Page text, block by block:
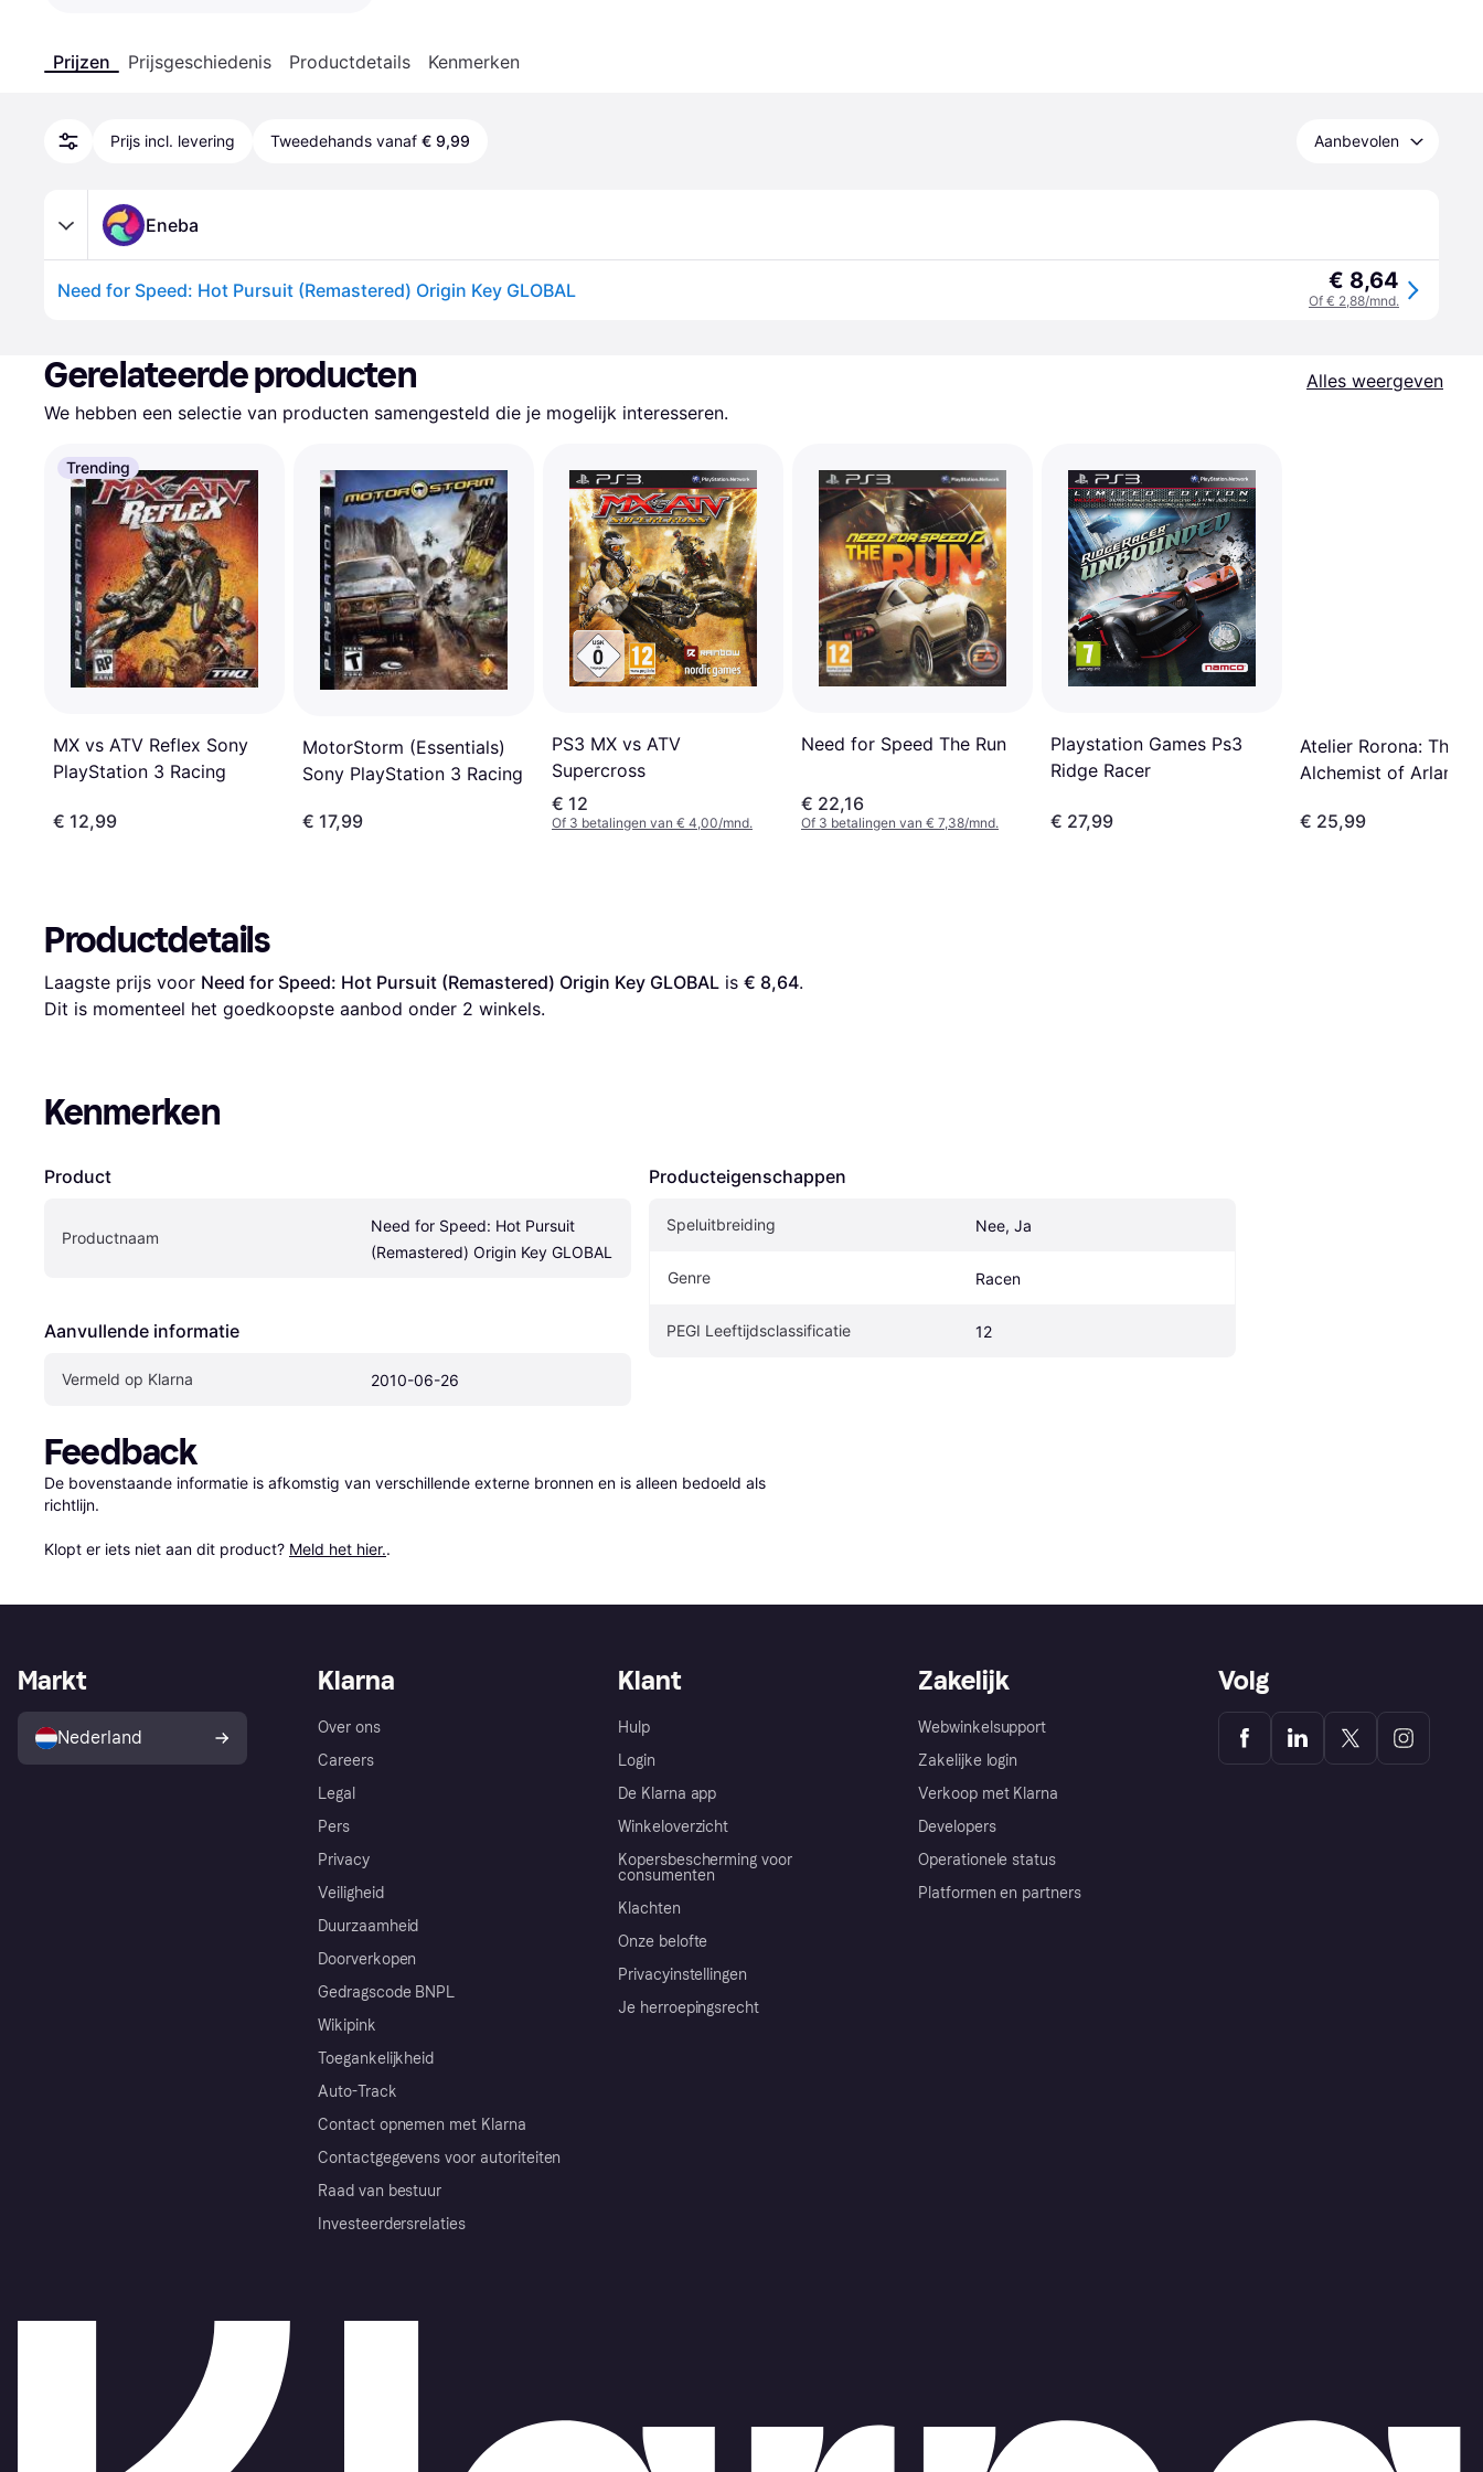
Prijzen Prijsgeschiedenis Productdetails Kenmerken
Prijs incl. levering Tweedehands vanaf € 9,99 Aanbevolen
Eneba
Need for Speed: Hot Pursuit (Remastered) Origin Key GLOBAL € 8,64
Of € 2,88/mnd.
Gerelateerde producten
Alles weergeven
We hebben een selectie van producten samengesteld die je mogelijk interesseren.
Trending
MX vs ATV Reflex Sony
PlayStation 3 Racing
€ 12,99
MotorStorm (Essentials)
Sony PlayStation 3 Racing
€ 17,99
PS3 MX vs ATV
Supercross
€ 12
Of 3 betalingen van € 4,00/mnd.
Need for Speed The Run
€ 22,16
Of 3 betalingen van € 7,38/mnd.
Playstation Games Ps3
Ridge Racer
€ 27,99
Atelier Rorona: The
Alchemist of Arland
€ 25,99
Productdetails
Laagste prijs voor Need for Speed: Hot Pursuit (Remastered) Origin Key GLOBAL is € 8,64.
Dit is momenteel het goedkoopste aanbod onder 2 winkels.
Kenmerken
Product
Productnaam
Need for Speed: Hot Pursuit
(Remastered) Origin Key GLOBAL
Aanvullende informatie
Vermeld op Klarna 2010-06-26
Producteigenschappen
Speluitbreiding Nee, Ja
Genre Racen
PEGI Leeftijdsclassificatie 12
Feedback
De bovenstaande informatie is afkomstig van verschillende externe bronnen en is alleen bedoeld als
richtlijn.
Klopt er iets niet aan dit product? Meld het hier..
Klarna
Over ons
Careers
Legal
Pers
Privacy
Veiligheid
Duurzaamheid
Doorverkopen
Gedragscode BNPL
Wikipink
Toegankelijkheid
Auto-Track
Contact opnemen met Klarna
Contactgegevens voor autoriteiten
Raad van bestuur
Investeerdersrelaties
Klant
Hulp
Login
De Klarna app
Winkeloverzicht
Kopersbescherming voor
consumenten
Klachten
Onze belofte
Privacyinstellingen
Je herroepingsrecht
Zakelijk
Webwinkelsupport
Zakelijke login
Verkoop met Klarna
Developers
Operationele status
Platformen en partners
Markt
Nederland
Volg